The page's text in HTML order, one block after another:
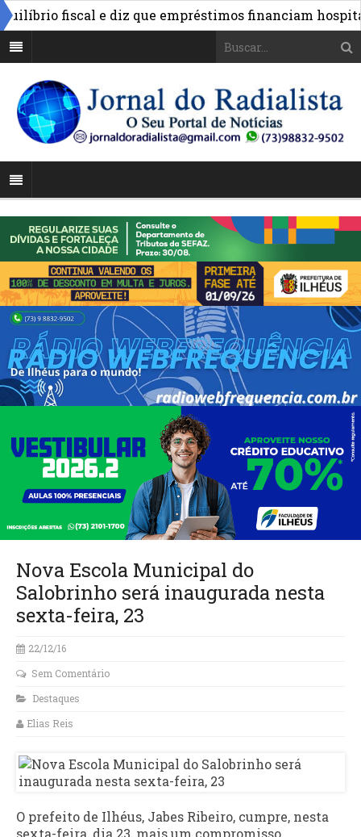
fiscal e diz que empréstimos financiam hospitais e
Nova Escola Municipal do
Salobrinho será inaugurada nesta
sexta-feira, 23
22/12/16
Sem Comentário
Destaques
Elias Reis
O prefeito de Ilhéus, Jabes Ribeiro, cumpre, nesta